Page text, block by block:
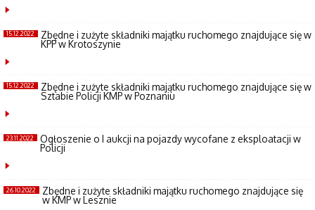
15.12.2022 Zbędne i zużyte składniki majątku ruchomego znajdujące się w
KPP w Krotoszynie
15.12.2022 Zbędne i zużyte składniki majątku ruchomego znajdujące się w
Sztabie Policji KMP w Poznaniu
23.11.2022 Ogłoszenie o I aukcji na pojazdy wycofane z eksploatacji w
Policji
26.10.2022 Zbędne i zużyte składniki majątku ruchomego znajdujące się
w KMP w Lesznie